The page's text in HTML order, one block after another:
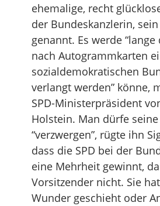
ehemalige, recht
der Bundeskanzlerin,
genannt. Es werde
nach Autogrammkarten
sozialdemokratischen
verlangt werden” könne,
SPD-Ministerpräsident
Holstein. Man dürfe
“verzwergen”, rügte ihn
dass die SPD bei der
eine Mehrheit gewinnt,
Vorsitzender nicht. Sie
Wunder geschieht oder